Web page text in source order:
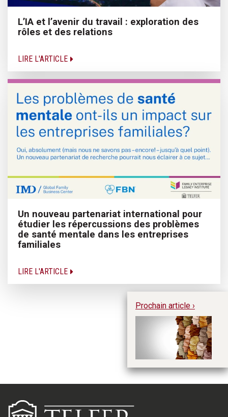
L’IA et l’avenir du travail : exploration des
rôles et des relations
LIRE L'ARTICLE
Un nouveau partenariat international pour
étudier les répercussions des problèmes
de santé mentale dans les entreprises
familiales
LIRE L'ARTICLE
Prochain article ›